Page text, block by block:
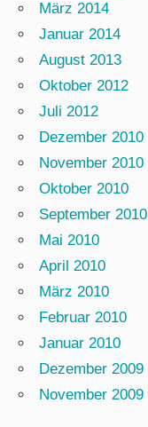
März 2014
Januar 2014
August 2013
Oktober 2012
Juli 2012
Dezember 2010
November 2010
Oktober 2010
September 2010
Mai 2010
April 2010
März 2010
Februar 2010
Januar 2010
Dezember 2009
November 2009